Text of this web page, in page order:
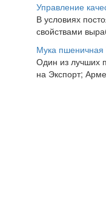
Управление
В условиях
свойствами
Мука пшеничная
Один из лучших
на Экспорт;